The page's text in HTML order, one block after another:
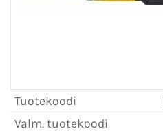
Tuotekoodi
Valm. tuotekoodi